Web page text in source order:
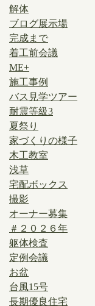
解体
ブログ展示場
完成まで
着工前会議
ME+
施工事例
バス見学ツアー
耐震等級3
夏祭り
家づくりの様子
木工教室
浅草
宅配ボックス
撮影
オーナー募集
＃２０２６年
躯体検査
定例会議
お盆
台風15号
長期優良住宅